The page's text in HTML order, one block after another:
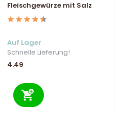
Fleischgewürze mit Salz
Auf Lager
Schnelle Lieferung!
4.49